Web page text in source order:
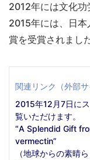
2012年には文化功
2015年には、日
賞を受賞されました
関連リンク（外部
2015年12月7日に
覧いただけます。
“A Splendid Gift
vermectin”
（地球からの素晴